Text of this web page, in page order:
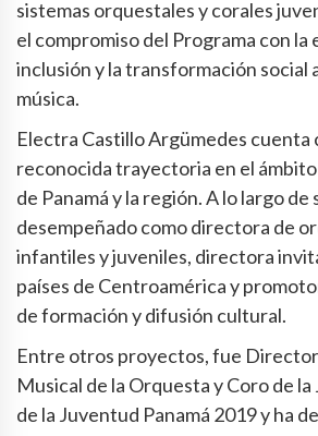
sistemas orquestales y corales
el compromiso del Programa con la
inclusión y la transformación social
música.
Electra Castillo Argümedes cuenta
reconocida trayectoria en el
de Panamá y la región. A lo largo de
desempeñado como directora de
infantiles y juveniles, directora
países de Centroamérica y
de formación y difusión cultural.
Entre otros proyectos, fue
Musical de la Orquesta y Coro de
de la Juventud Panamá 2019 y ha